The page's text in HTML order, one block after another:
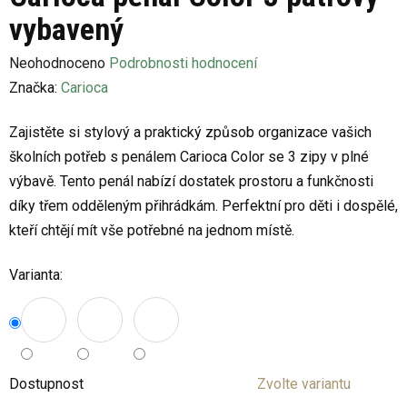
vybavený
Průměrné
hodnocení
je
0,0
z
5
hvězdiček.
Neohodnoceno Podrobnosti hodnocení
Značka: Carioca
Zajistěte si stylový a praktický způsob organizace vašich
školních potřeb s penálem Carioca Color se 3 zipy v plné
výbavě. Tento penál nabízí dostatek prostoru a funkčnosti
díky třem odděleným přihrádkám. Perfektní pro děti i dospělé,
kteří chtějí mít vše potřebné na jednom místě.
Varianta:
Dostupnost Zvolte variantu